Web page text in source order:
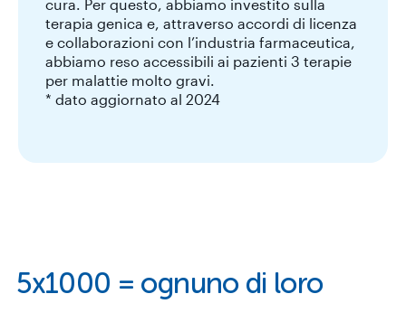
cura. Per questo, abbiamo investito sulla
terapia genica e, attraverso accordi di licenza
e collaborazioni con l’industria farmaceutica,
abbiamo reso accessibili ai pazienti 3 terapie
per malattie molto gravi.
* dato aggiornato al 2024
5x1000 = ognuno di loro